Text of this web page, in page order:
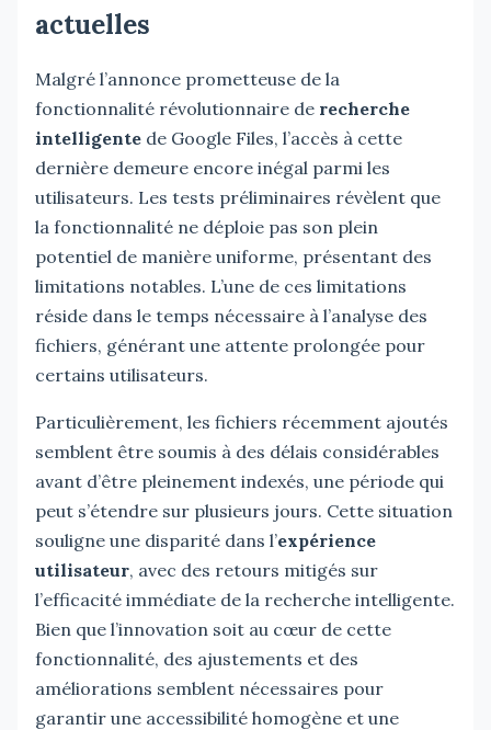
actuelles
Malgré l’annonce prometteuse de la
fonctionnalité révolutionnaire de recherche
intelligente de Google Files, l’accès à cette
dernière demeure encore inégal parmi les
utilisateurs. Les tests préliminaires révèlent que
la fonctionnalité ne déploie pas son plein
potentiel de manière uniforme, présentant des
limitations notables. L’une de ces limitations
réside dans le temps nécessaire à l’analyse des
fichiers, générant une attente prolongée pour
certains utilisateurs.
Particulièrement, les fichiers récemment ajoutés
semblent être soumis à des délais considérables
avant d’être pleinement indexés, une période qui
peut s’étendre sur plusieurs jours. Cette situation
souligne une disparité dans l’expérience
utilisateur, avec des retours mitigés sur
l’efficacité immédiate de la recherche intelligente.
Bien que l’innovation soit au cœur de cette
fonctionnalité, des ajustements et des
améliorations semblent nécessaires pour
garantir une accessibilité homogène et une